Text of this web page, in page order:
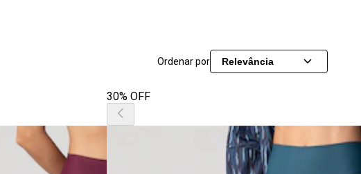
Ordenar por Relevância
30% OFF